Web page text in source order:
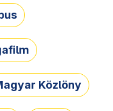
Közlöny